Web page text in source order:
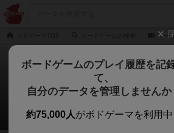
ワー
ワードコンセプ
次のおすすめボードゲー
ボードゲームのプレイ履歴を記
て、
自分のデータを管理しませんか
約75,000人がボドゲーマを利用中